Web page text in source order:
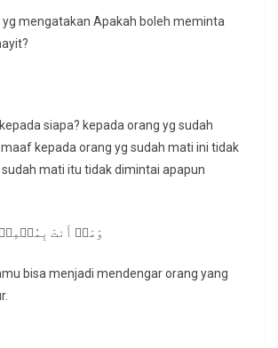
yg mengatakan Apakah boleh meminta
siapa? kepada orang yg sudah
kepada orang yg sudah mati ini tidak
sudah mati itu tidak dimintai apapun
وَمَاۤ أَنتَ بِمُسۡمِعࣲ
bisa menjadi mendengar orang yang